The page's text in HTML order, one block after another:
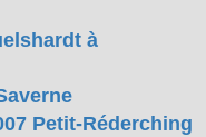
à
Petit-Réderching